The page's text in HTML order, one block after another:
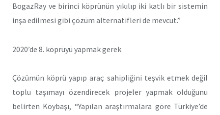
BogazRay ve birinci köprünün yıkılıp iki katlı bir sistemin
inşa edilmesi gibi çözüm alternatifleri de mevcut.”
2020’de 8. köprüyü yapmak gerek
Çözümün köprü yapıp araç sahipliğini teşvik etmek değil
toplu taşımayı özendirecek projeler yapmak olduğunu
belirten Köybaşı, “Yapılan araştırmalara göre Türkiye’de